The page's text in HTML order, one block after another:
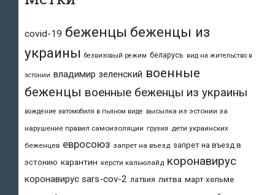
covid-19 беженцы беженцы из
украины безвизовый режим беларусь вид на жительство в
эстонии владимир зеленский военные
беженцы военные беженцы из украины
вождение автомобиля в пьяном виде высылка из эстонии за
нарушение правил самоизоляции грузия дети украинских
беженцев евросоюз запрет на въезд запрет на въезд в
эстонию карантин керсти кальюлайд коронавирус
коронавирус sars-cov-2 латвия литва март хельме